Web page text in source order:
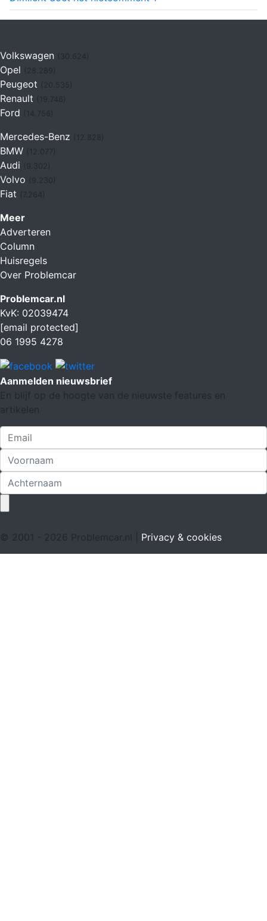
Volkswagen (30.624)
Opel
Peugeot
Renault (19.746)
Ford (14.756)
Mercedes-Benz
BMW
Audi
Volvo
Fiat (7.264)
Meer
Adverteren
Column
Huisregels
Over Problemcar
Problemcar.nl
KvK: 02039474
[email protected]
06 1995 4278
Aanmelden nieuwsbrief
En blijf op de hoogte van de nieuwste features en
artikelen
© 2001 - 2026 Problemcar.nl | Privacy & cookies